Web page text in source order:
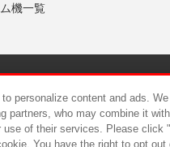
機一覧
て カスタマーハラスメント対
personalize content and ads. We
partners, who may combine it
use of their services. Please click "
You have the right to opt out